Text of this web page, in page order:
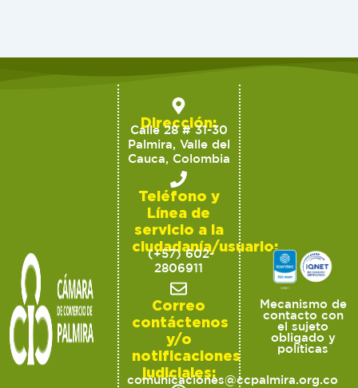
Dirección:
Calle 28 # 31-30
Palmira, Valle del
Cauca, Colombia
Teléfono y
Línea de
servicio a la
ciudadanía/usuario:
(+57) 602-
2806911
Correo
contáctenos
y/o
notificaciones
judiciales:
comunicaciones@ccpalmira.org.co
Mecanismo de
contacto con
el sujeto
obligado y
políticas